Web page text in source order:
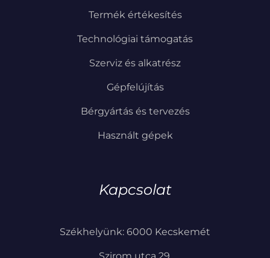
Termék értékesítés
Technológiai támogatás
Szerviz és alkatrész
Gépfelújítás
Bérgyártás és tervezés
Használt gépek
Kapcsolat
Székhelyünk: 6000 Kecskemét